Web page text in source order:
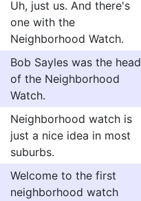
Uh, just us. And there's
one with the
Neighborhood Watch.
Bob Sayles was the head
of the Neighborhood
Watch.
Neighborhood watch is
just a nice idea in most
suburbs.
Welcome to the first
neighborhood watch